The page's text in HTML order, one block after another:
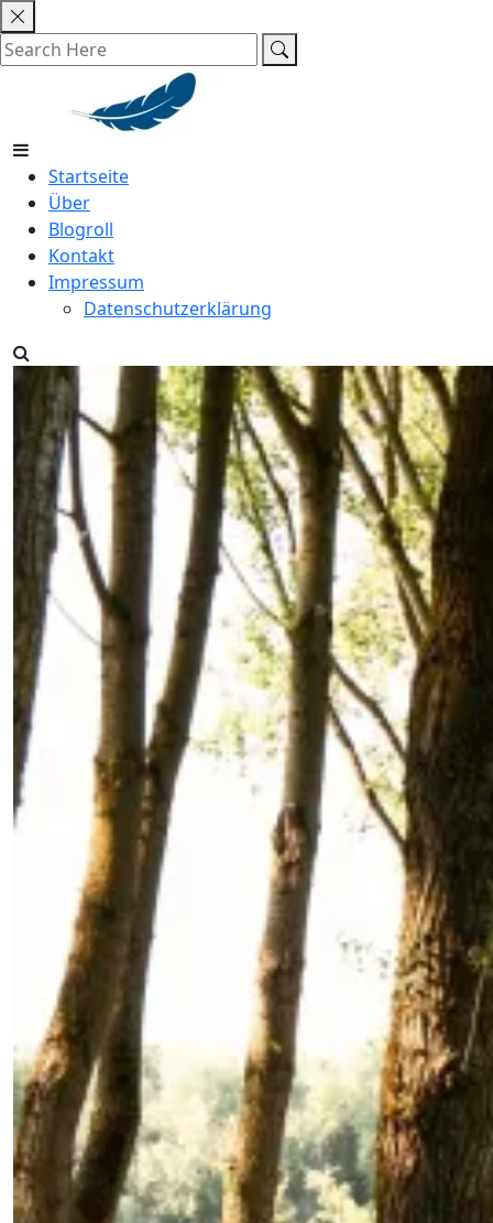
Skip
to
content
Startseite
Über
Blogroll
Kontakt
Impressum
Datenschutzerklärung